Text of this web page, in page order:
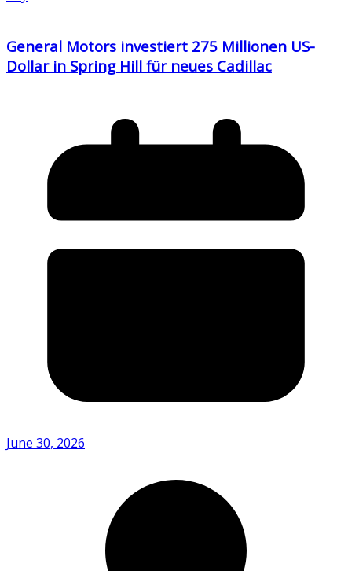
General Motors investiert 275 Millionen US-
Dollar in Spring Hill für neues Cadillac
June 30, 2026